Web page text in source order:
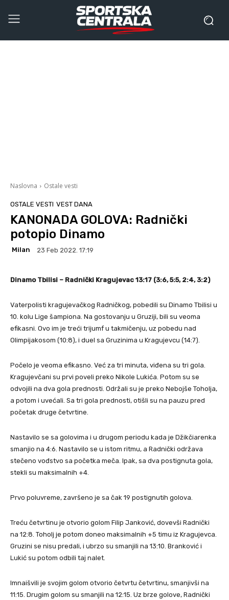
Naslovna Ostale vesti
OSTALE VESTI VEST DANA
KANONADA GOLOVA: Radnički
potopio Dinamo
Milan 23 Feb 2022. 17:19
Dinamo Tbilisi – Radnički Kragujevac 13:17 (3:6, 5:5, 2:4, 3:2)
Vaterpolisti kragujevačkog Radničkog, pobedili su Dinamo Tbilisi u
10. kolu Lige šampiona. Na gostovanju u Gruziji, bili su veoma
efikasni. Ovo im je treći trijumf u takmičenju, uz pobedu nad
Olimpijakosom (10:8), i duel sa Gruzinima u Kragujevcu (14:7).
Počelo je veoma efikasno. Već za tri minuta, viđena su tri gola.
Kragujevčani su prvi poveli preko Nikole Lukića. Potom su se
odvojili na dva gola prednosti. Održali su je preko Nebojše Toholja,
a potom i uvećali. Sa tri gola prednosti, otišli su na pauzu pred
početak druge četvrtine.
Nastavilo se sa golovima i u drugom periodu kada je Džikčiarenka
smanjio na 4:6. Nastavilo se u istom ritmu, a Radnički održava
stečeno vođstvo sa početka meča. Ipak, sa dva postignuta gola,
stekli su maksimalnih +4.
Prvo poluvreme, završeno je sa čak 19 postignutih golova.
Treću četvrtinu je otvorio golom Filip Janković, dovevši Radnički
na 12:8. Toholj je potom doneo maksimalnih +5 timu iz Kragujevca.
Gruzini se nisu predali, i ubrzo su smanjili na 13:10. Branković i
Lukić su potom odbili taj nalet.
Imnaišvili je svojim golom otvorio četvrtu četvrtinu, smanjivši na
11:15. Drugim golom su smanjili na 12:15. Uz brze golove, Radnički